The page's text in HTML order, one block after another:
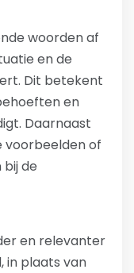
woorden af
en de
Dit betekent
en
Daarnaast
voorbeelden of
de
en relevanter
in plaats van